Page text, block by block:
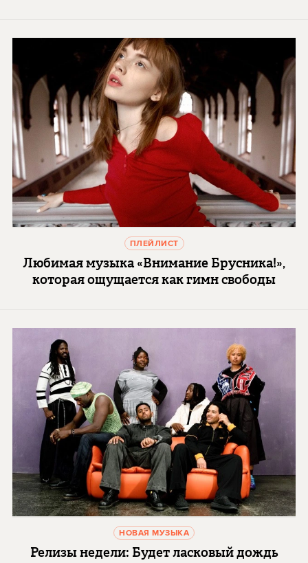
ПЛЕЙЛИСТ
Любимая музыка «Внимание Брусника!»,
которая ощущается как гимн свободы
НОВАЯ МУЗЫКА
Релизы недели: Будет ласковый дождь